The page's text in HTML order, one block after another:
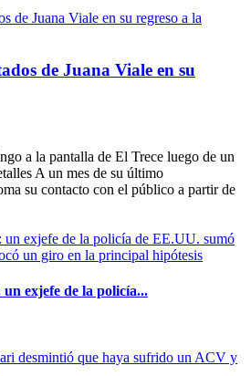
de Juana Viale en su
a la pantalla de El Trece luego de un
A un mes de su último
su contacto con el público a partir de
exjefe de la policía...